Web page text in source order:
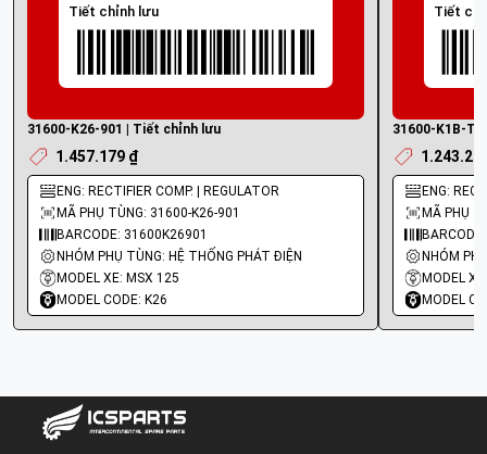
Tiết chỉnh lưu
31600-K26-901 | Tiết chỉnh lưu
1.457.179 ₫
ENG: RECTIFIER COMP. | REGULATOR
MÃ PHỤ TÙNG: 31600-K26-901
BARCODE: 31600K26901
NHÓM PHỤ TÙNG: HỆ THỐNG PHÁT ĐIỆN
MODEL XE: MSX 125
MODEL CODE: K26
Tiết
31600-K1B-
ENG: REG
MÃ PHỤ
NHÓM
MODEL
MODEL